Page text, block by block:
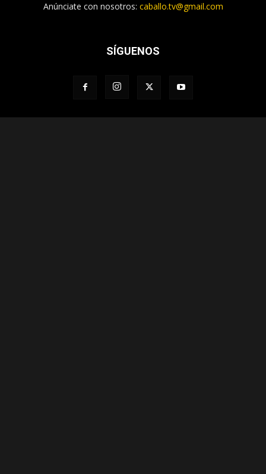
Anúnciate con nosotros: caballo.tv@gmail.com
SÍGUENOS